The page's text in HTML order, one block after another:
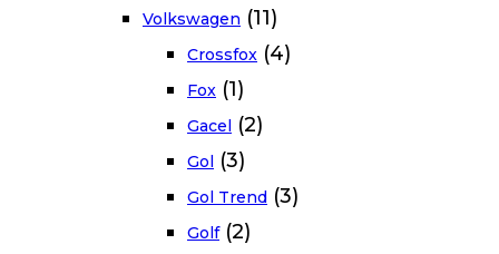
Volkswagen (11)
Crossfox (4)
Fox (1)
Gacel (2)
Gol (3)
Gol Trend (3)
Golf (2)